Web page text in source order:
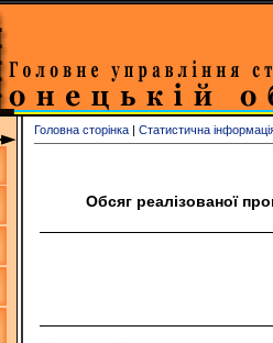
Головна сторінка | Статистична
Обсяг реалізованої